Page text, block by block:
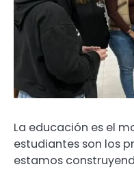
La educación es el
estudiantes son los
estamos